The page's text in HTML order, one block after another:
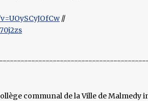
//
communal de la Ville de Malmedy